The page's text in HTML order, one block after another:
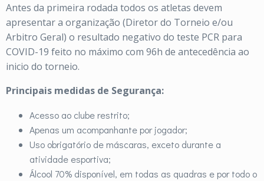
Antes da primeira rodada todos os atletas devem
apresentar a organização (Diretor do Torneio e/ou
Arbitro Geral) o resultado negativo do teste PCR para
COVID-19 feito no máximo com 96h de antecedência ao
inicio do torneio.
Principais medidas de Segurança:
Acesso ao clube restrito;
Apenas um acompanhante por jogador;
Uso obrigatório de máscaras, exceto durante a
atividade esportiva;
Álcool 70% disponível, em todas as quadras e por todo o